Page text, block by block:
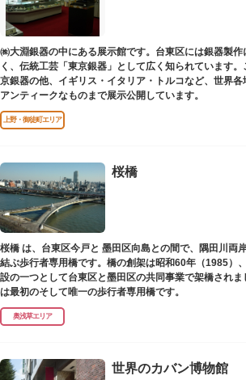
く幸せを招く女性の象徴という事から長年親しまれる縁
ご祭神としては天日鷲命（あめのひわしのみこと）と日
るのみこと）の他、浅草名所七福神のひとつとしても知
れています。
㈱大淵銀器の中にある展示館です。台東区には銀器製
く、伝統工芸「東京銀器」として広く知られています
京銀器の他、イギリス・イタリア・トルコなど、世界各
アンティークなものまで展示公開しています。
上野・御徒町エリア
桜橋
桜橋 は、台東区今戸と 墨田区向島との間で、隅田川両
結ぶ歩行者専用橋です。橋の創架は昭和60年（1985）
設の一つとして台東区と墨田区の共同事業で架橋され
は最初のそして唯一の歩行者専用橋です。
奥浅草エリア
世界のカバン博物館